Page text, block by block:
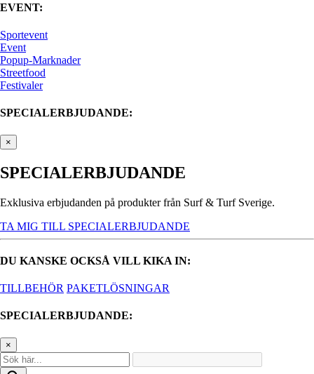
EVENT:
Sportevent
Event
Popup-Marknader
Streetfood
Festivaler
SPECIALERBJUDANDE:
×
SPECIALERBJUDANDE
Exklusiva erbjudanden på produkter från Surf & Turf Sverige.
TA MIG TILL SPECIALERBJUDANDE
DU KANSKE OCKSÅ VILL KIKA IN:
TILLBEHÖR PAKETLÖSNINGAR
SPECIALERBJUDANDE:
×